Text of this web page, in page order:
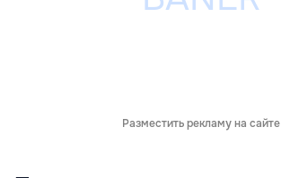
Разместить рекламу на сайте